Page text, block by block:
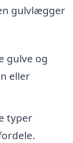
gulvlægger
gulve og
eller
typer